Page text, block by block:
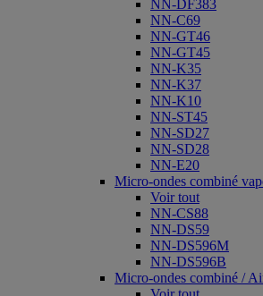
NN-DF383
NN-C69
NN-GT46
NN-GT45
NN-K35
NN-K37
NN-K10
NN-ST45
NN-SD27
NN-SD28
NN-E20
Micro-ondes combiné
Voir tout
NN-CS88
NN-DS59
NN-DS596M
NN-DS596B
Micro-ondes combiné /